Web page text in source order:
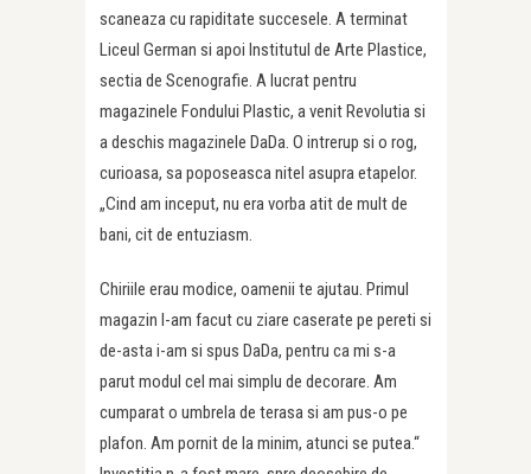
scaneaza cu rapiditate succesele. A terminat
Liceul German si apoi Institutul de Arte Plastice,
sectia de Scenografie. A lucrat pentru
magazinele Fondului Plastic, a venit Revolutia si
a deschis magazinele DaDa. O intrerup si o rog,
curioasa, sa poposeasca nitel asupra etapelor.
„Cind am inceput, nu era vorba atit de mult de
bani, cit de entuziasm.
Chiriile erau modice, oamenii te ajutau. Primul
magazin l-am facut cu ziare caserate pe pereti si
de-asta i-am si spus DaDa, pentru ca mi s-a
parut modul cel mai simplu de decorare. Am
cumparat o umbrela de terasa si am pus-o pe
plafon. Am pornit de la minim, atunci se putea.“